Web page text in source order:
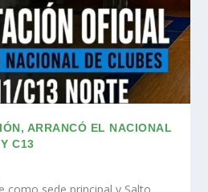
ARRANCÓ EL NACIONAL
C13